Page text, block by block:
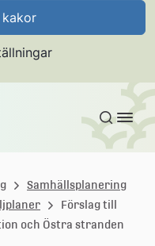
kakor
Samhällsplanering
Förslag till
och Östra stranden